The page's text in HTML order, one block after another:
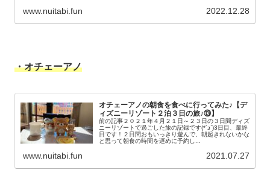
www.nuitabi.fun 2022.12.28
・オチェーアノ
オチェーアノの朝食を食べに行ってみた♪【デ
ィズニーリゾート２泊３日の旅♪⑬】
前の記事２０２１年４月２１日～２３日の３日間ディズ
ニーリゾートで過ごした旅の記録です(*´з`)3日目、最終
日です！２日間おもいっきり遊んで、朝起きれないかな
と思って朝食の時間を遅めに予約し...
www.nuitabi.fun 2021.07.27